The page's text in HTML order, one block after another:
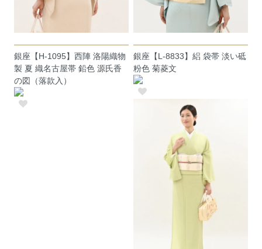
銀座【H-1095】西陣 洛陽織物
製 夏 織名古屋帯 鉛色 源氏香
の図（落款入）
銀座【L-8833】絽 袋帯 淡い砥
粉色 菊菱文